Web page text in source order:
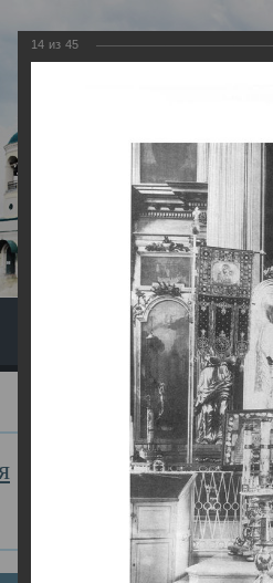
Экскурсия
Главная
14 из 45